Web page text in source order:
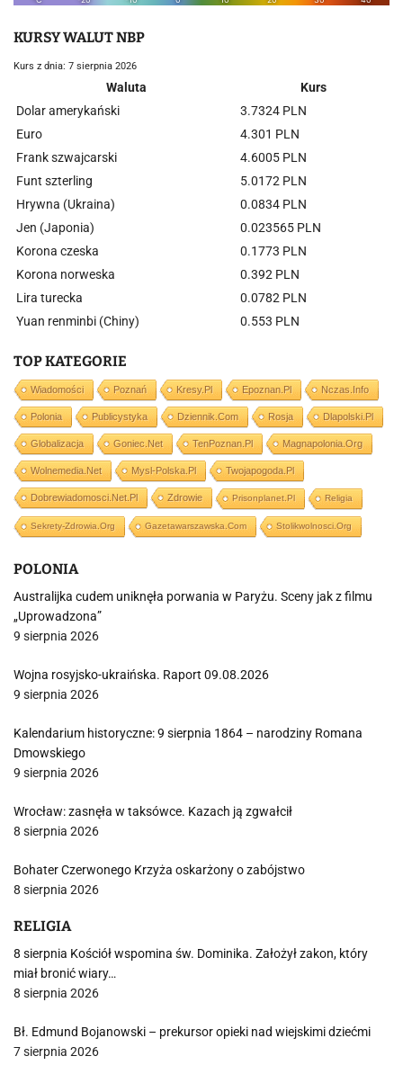
KURSY WALUT NBP
Kurs z dnia: 7 sierpnia 2026
Waluta
Kurs
Dolar amerykański
3.7324 PLN
Euro
4.301 PLN
Frank szwajcarski
4.6005 PLN
Funt szterling
5.0172 PLN
Hrywna (Ukraina)
0.0834 PLN
Jen (Japonia)
0.023565 PLN
Korona czeska
0.1773 PLN
Korona norweska
0.392 PLN
Lira turecka
0.0782 PLN
Yuan renminbi (Chiny)
0.553 PLN
TOP KATEGORIE
Wiadomości Poznań Kresy.pl Epoznan.pl Nczas.info
Polonia Publicystyka Dziennik.com Rosja Dlapolski.pl
Globalizacja Goniec.net TenPoznan.pl Magnapolonia.org
Wolnemedia.net Mysl-Polska.pl Twojapogoda.pl
Dobrewiadomosci.net.pl Zdrowie Prisonplanet.pl Religia
Sekrety-Zdrowia.org Gazetawarszawska.com Stolikwolnosci.org
POLONIA
Australijka cudem uniknęła porwania w Paryżu. Sceny jak z filmu
„Uprowadzona”
9 sierpnia 2026
Wojna rosyjsko-ukraińska. Raport 09.08.2026
9 sierpnia 2026
Kalendarium historyczne: 9 sierpnia 1864 – narodziny Romana
Dmowskiego
9 sierpnia 2026
Wrocław: zasnęła w taksówce. Kazach ją zgwałcił
8 sierpnia 2026
Bohater Czerwonego Krzyża oskarżony o zabójstwo
8 sierpnia 2026
RELIGIA
8 sierpnia Kościół wspomina św. Dominika. Założył zakon, który
miał bronić wiary…
8 sierpnia 2026
Bł. Edmund Bojanowski – prekursor opieki nad wiejskimi dziećmi
7 sierpnia 2026